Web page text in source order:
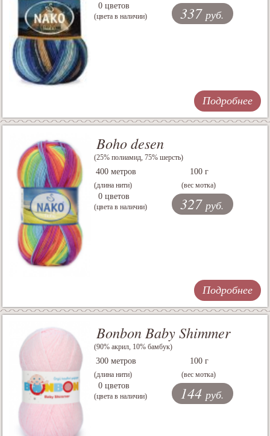
0 цветов
(цвета в наличии) 337 руб.
Подробнее
Boho desen
(25% полиамид, 75% шерсть)
400 метров
(длина нити)
100 г
(вес мотка)
0 цветов
(цвета в наличии) 327руб.
Подробнее
Bonbon Baby Shimmer
(90% акрил, 10% бамбук)
300 метров
(длина нити)
100 г
(вес мотка)
0 цветов
(цвета в наличии) 144 руб.